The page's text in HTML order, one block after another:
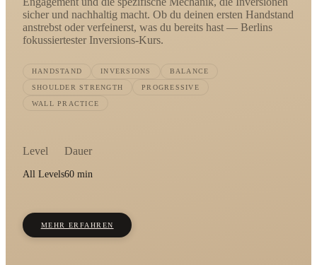
sicher und nachhaltig macht. Ob du deinen ersten Handstand
anstrebst oder verfeinerst, was du bereits hast — Berlins
fokussiertester Inversions-Kurs.
HANDSTAND INVERSIONS BALANCE
SHOULDER STRENGTH PROGRESSIVE
WALL PRACTICE
Level
All Levels
Dauer
60 min
MEHR ERFAHREN